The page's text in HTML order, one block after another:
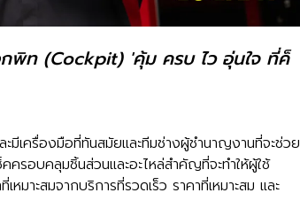
กพิท (Cockpit) 'คุ้ม ครบ ไว อุ่นใจ ที่ค็
ะมีเครื่องมือที่ทันสมัยและทีมช่างผู้ชำนาญงานที่จะช่วย
อบคลุมชิ้นส่วนและอะไหล่สำคัญที่จะทำให้ผู้ใช้
หมาะสมจากบริการที่รวดเร็ว ราคาที่เหมาะสม และ